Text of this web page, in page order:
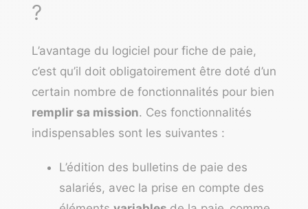
?
L’avantage du logiciel pour fiche de paie,
c’est qu’il doit obligatoirement être doté d’un
certain nombre de fonctionnalités pour bien
remplir sa mission. Ces fonctionnalités
indispensables sont les suivantes :
L’édition des bulletins de paie des
salariés, avec la prise en compte des